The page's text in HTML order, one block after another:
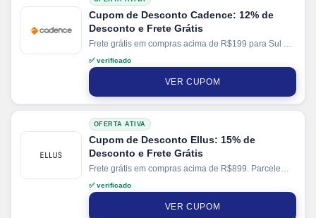
Cupom de Desconto Cadence: 12% de
Desconto e Frete Grátis
Frete grátis em compras acima de R$199 para Sul e
Sudeste. Parcele suas compras em até 10x sem juros
no cartão.
✅ verificado
VER CUPOM
OFERTA ATIVA
Cupom de Desconto Ellus: 15% de
Desconto e Frete Grátis
Frete grátis em compras acima de R$899. Parcele
suas compras em até 10x sem juros no cartão.
✅ verificado
VER CUPOM